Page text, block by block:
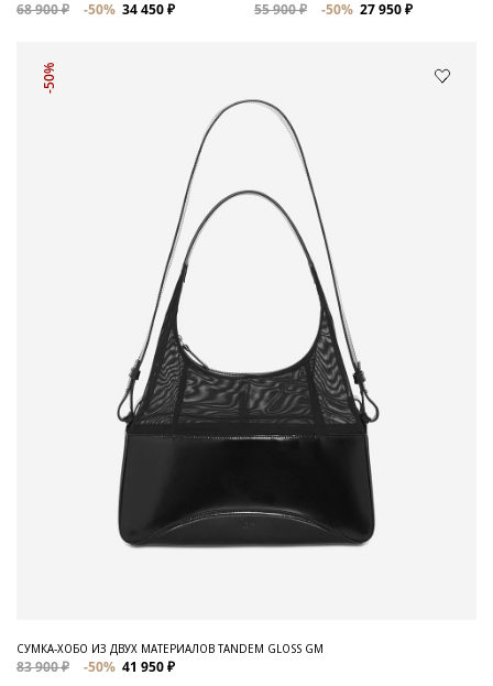
68 900 ₽ -50% 34 450 ₽ 55 900 ₽ -50% 27 950 ₽
-50%
СУМКА-ХОБО ИЗ ДВУХ МАТЕРИАЛОВ TANDEM GLOSS GM
83 900 ₽ -50% 41 950 ₽